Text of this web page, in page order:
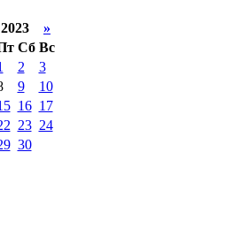
»
Сб Вс
2
3
9
10
16 17
23 24
30